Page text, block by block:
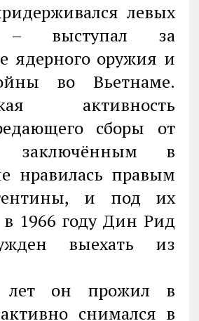
левых
– выступал за
ядерного оружия и
во Вьетнаме.
активность
сборы от
заключённым в
нравилась правым
и под их
1966 году Дин Рид
выехать из
лет он прожил в
снимался в